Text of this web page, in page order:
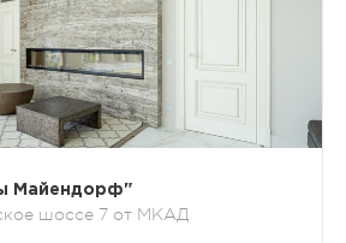
Майендорф"
шоссе 7 от МКАД